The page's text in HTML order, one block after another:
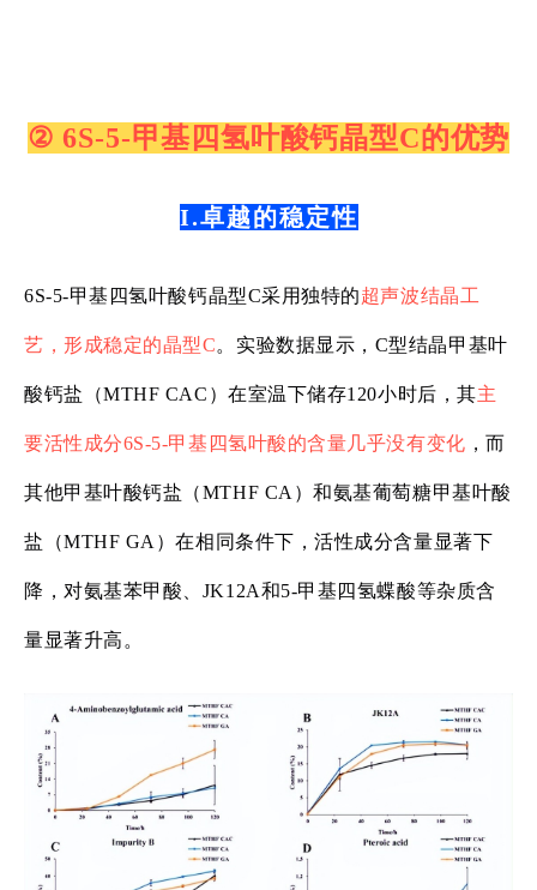
② 6S-5-甲基四氢叶酸钙晶型C的优势
I.卓越的稳定性
6S-5-甲基四氢叶酸钙晶型C采用独特的超声波结晶工
艺，形成稳定的晶型C。实验数据显示，C型结晶甲基叶
酸钙盐（MTHF CAC）在室温下储存120小时后，其主
要活性成分6S-5-甲基四氢叶酸的含量几乎没有变化 ，而
其他甲基叶酸钙盐（MTHF CA）和氨基葡萄糖甲基叶酸
盐（MTHF GA）在相同条件下，活性成分含量显著下
降，对氨基苯甲酸、JK12A和5-甲基四氢蝶酸等杂质含
量显著升高。